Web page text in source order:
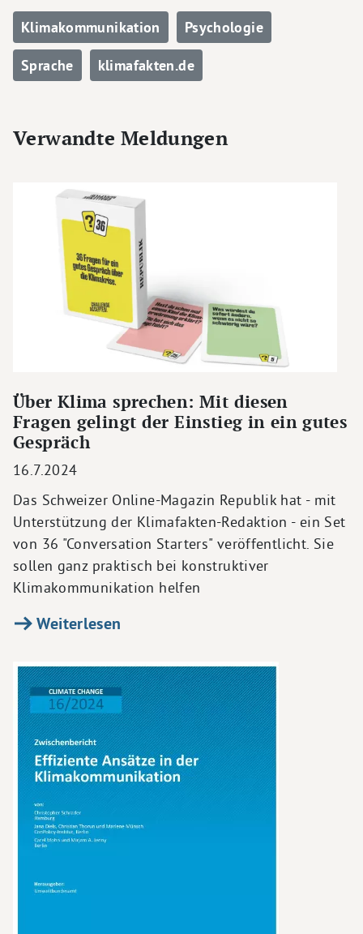
Klimakommunikation Psychologie
Sprache klimafakten.de
Verwandte Meldungen
Über Klima sprechen: Mit diesen
Fragen gelingt der Einstieg in ein gutes
Gespräch
16.7.2024
Das Schweizer Online-Magazin Republik hat - mit
Unterstützung der Klimafakten-Redaktion - ein Set
von 36 "Conversation Starters" veröffentlicht. Sie
sollen ganz praktisch bei konstruktiver
Klimakommunikation helfen
Weiterlesen